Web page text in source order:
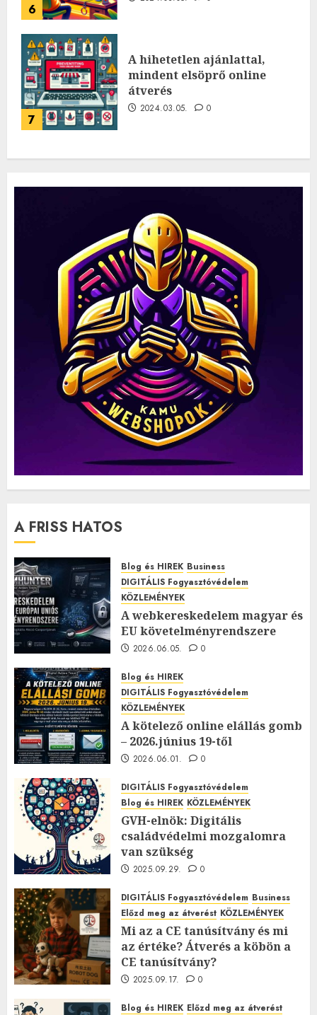
6
7
A hihetetlen ajánlattal,
mindent elsöprő online
átverés
2024.03.05. 0
A FRISS HATOS
Blog és HIREK Business
DIGITÁLIS Fogyasztóvédelem
KÖZLEMÉNYEK
A webkereskedelem magyar és
EU követelményrendszere
2026.06.05. 0
Blog és HIREK
DIGITÁLIS Fogyasztóvédelem
KÖZLEMÉNYEK
A kötelező online elállás gomb
– 2026.június 19-től
2026.06.01. 0
DIGITÁLIS Fogyasztóvédelem
Blog és HIREK KÖZLEMÉNYEK
GVH-elnök: Digitális
családvédelmi mozgalomra
van szükség
2025.09.29. 0
DIGITÁLIS Fogyasztóvédelem Business
Előzd meg az átverést KÖZLEMÉNYEK
Mi az a CE tanúsítvány és mi
az értéke? Átverés a köbön a
CE tanúsítvány?
2025.09.17. 0
Blog és HIREK Előzd meg az átverést